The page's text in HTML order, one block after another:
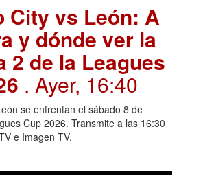
City vs León: A
y dónde ver la
2 de la Leagues
. Ayer, 16:40
se enfrentan el sábado 8 de
Cup 2026. Transmite a las 16:30
e Imagen TV.